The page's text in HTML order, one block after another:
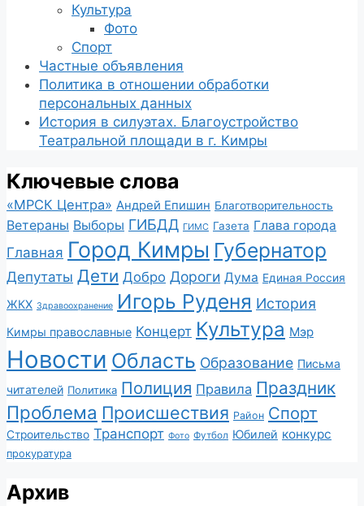
Культура
Фото
Спорт
Частные объявления
Политика в отношении обработки
персональных данных
История в силуэтах. Благоустройство
Театральной площади в г. Кимры
Ключевые слова
«МРСК Центра» Андрей Епишин Благотворительность
Ветераны Выборы ГИБДД ГИМС Газета Глава города
Главная Город Кимры Губернатор
Депутаты Дети Добро Дороги Дума Единая Россия
ЖКХ Здравоохранение Игорь Руденя История
Кимры православные Концерт Культура Мэр
Новости Область Образование Письма
читателей Политика Полиция Правила Праздник
Проблема Происшествия Район Спорт
Строительство Транспорт Фото Футбол Юбилей конкурс
прокуратура
Архив